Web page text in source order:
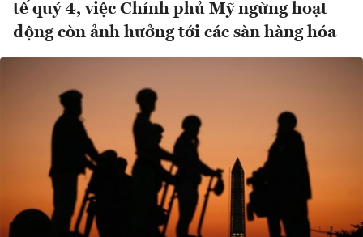
tế quý 4, việc Chính phủ Mỹ ngừng hoạt
động còn ảnh hưởng tới các sàn hàng hóa